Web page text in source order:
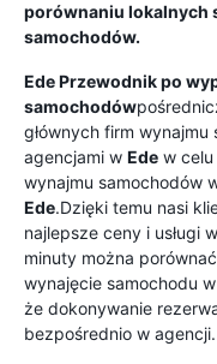
porównaniu lokalnych
samochodów.
EdePrzewodnik po
samochodów
głównych firm
agencjami w Ede w celu
wynajmu samochodów
Ede.Dzięki temu nasi
najlepsze ceny i usługi
minuty można
wynajęcie samochodu w
że dokonywanie
bezpośrednio w agencji.